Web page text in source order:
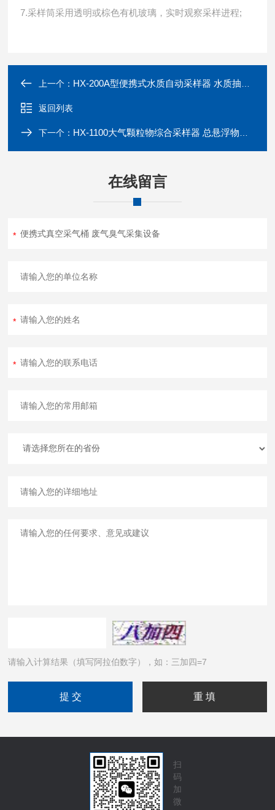
7.采样筒采用透明或棕色有机玻璃，实时观察采样进程;
上一个： HX-200A型便携式水质自动采样器 水质抽提设备
返回列表
下一个： HX-1100大气颗粒物综合采样器 总悬浮物采集器
在线留言
请输入计算结果（填写阿拉伯数字），如：三加四=7
扫
码
加
微